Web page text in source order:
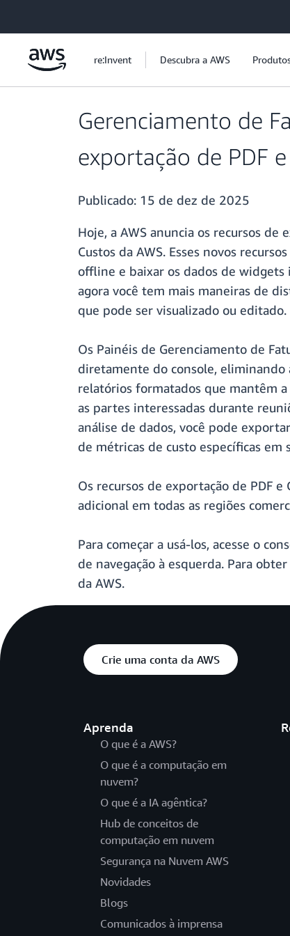
re:Invent Descubra a AWS
Gerenciamento de
exportação de PDF
Publicado: 15 de dez de 2025
Hoje, a AWS anuncia os recursos
Custos da AWS. Esses novos
offline e baixar os dados de widgets
agora você tem mais maneiras de
que pode ser visualizado ou editado.
Os Painéis de Gerenciamento de
diretamente do console, eliminando
relatórios formatados que mantêm
as partes interessadas durante
análise de dados, você pode
de métricas de custo específicas
Os recursos de exportação de PDF
adicional em todas as regiões
Para começar a usá-los, acesse o
de navegação à esquerda. Para
da AWS.
Crie uma conta da AWS
Aprenda
O que é a AWS?
O que é a computação em
nuvem?
O que é a IA agêntica?
Hub de conceitos de
computação em nuvem
Segurança na Nuvem AWS
Novidades
Blogs
Comunicados à imprensa